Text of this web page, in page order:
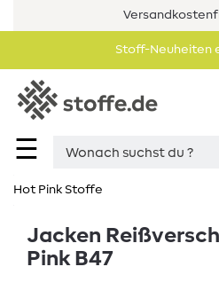
Stoff-Neuheiten
☰
Hot Pink Stoffe
Jacken
Pink B47